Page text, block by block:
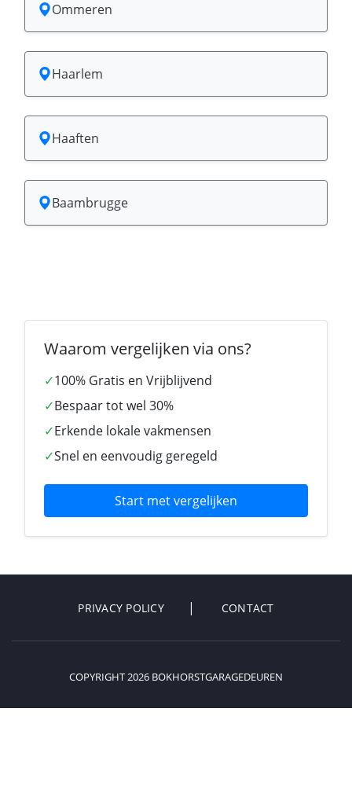
Ommeren
Haarlem
Haaften
Baambrugge
Waarom vergelijken via ons?
✓100% Gratis en Vrijblijvend
✓Bespaar tot wel 30%
✓Erkende lokale vakmensen
✓Snel en eenvoudig geregeld
Start met vergelijken
PRIVACY POLICY CONTACT
COPYRIGHT 2026 BOKHORSTGARAGEDEUREN